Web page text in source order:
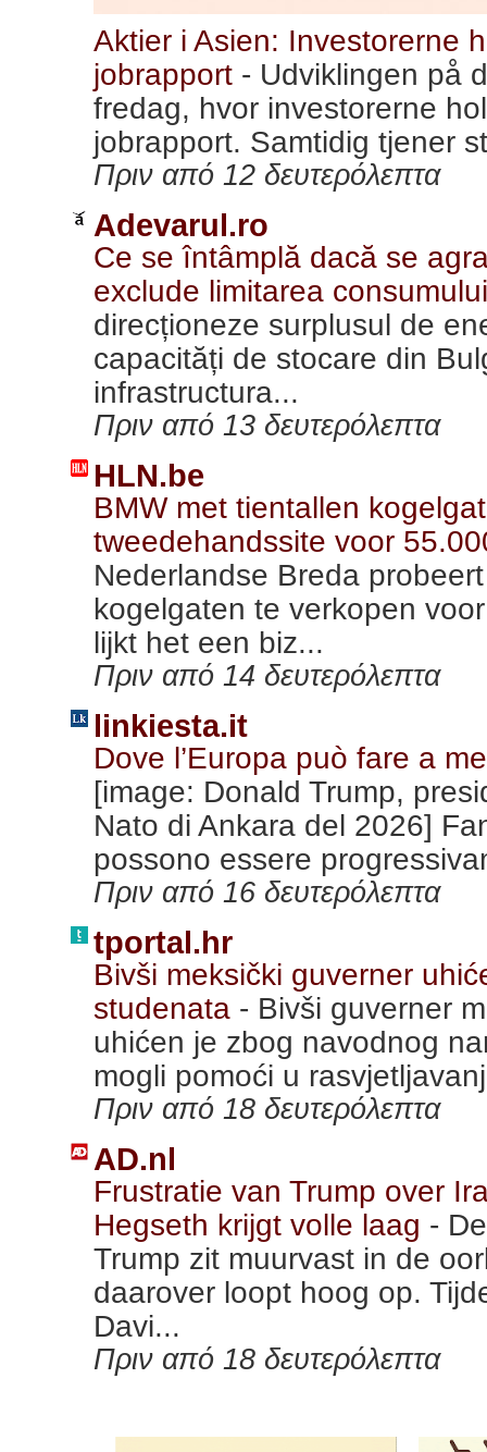
Aktier i Asien: Investorerne
jobrapport - Udviklingen på
fredag, hvor investorerne
jobrapport. Samtidig tjener
Πριν από 12 δευτερόλεπτα
Adevarul.ro
Ce se întâmplă dacă se
exclude limitarea
direcționeze surplusul de
capacități de stocare din
infrastructura...
Πριν από 13 δευτερόλεπτα
HLN.be
BMW met tientallen
tweedehandssite voor
Nederlandse Breda
kogelgaten te verkopen
lijkt het een biz...
Πριν από 14 δευτερόλεπτα
linkiesta.it
Dove l’Europa può fare a
[image: Donald Trump,
Nato di Ankara del 2026]
possono essere
Πριν από 16 δευτερόλεπτα
tportal.hr
Bivši meksički guverner
studenata - Bivši guverner
uhićen je zbog navodnog
mogli pomoći u
Πριν από 18 δευτερόλεπτα
AD.nl
Frustratie van Trump over
Hegseth krijgt volle laag -
Trump zit muurvast in de
daarover loopt hoog op.
Davi...
Πριν από 18 δευτερόλεπτα